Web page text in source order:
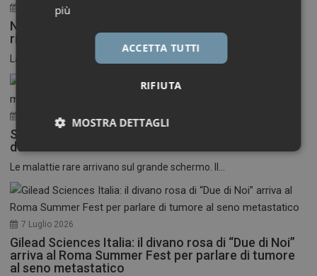
30 Luglio 2026
Neuroinfiammazione, fino a 50 mila euro per
ricercatori under 40
La Fondazione Francesco della Valle ETS apre le...
17 Luglio 2026
Stati Uniti: nasce il primo festival del cinema
dedicato alle malattie rare
Le malattie rare arrivano sul grande schermo. Il...
7 Luglio 2026
Gilead Sciences Italia: il divano rosa di “Due di Noi”
arriva al Roma Summer Fest per parlare di tumore
al seno metastatico
più
ACCETTA TUTTI
RIFIUTA
MOSTRA DETTAGLI
Necessari Marketing
Necessari Marketing